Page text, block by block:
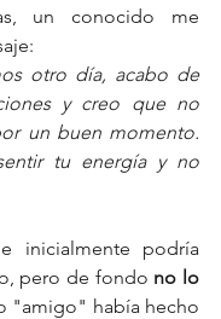
un conocido me
otro día, acabo de
y creo que no
un buen momento.
tu energía y no
inicialmente podría
pero de fondo no lo
"amigo" había hecho